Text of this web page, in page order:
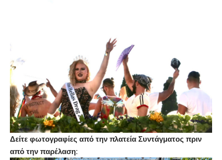
Δείτε φωτογραφίες από την πλατεία Συντάγματος πριν
από την παρέλαση: